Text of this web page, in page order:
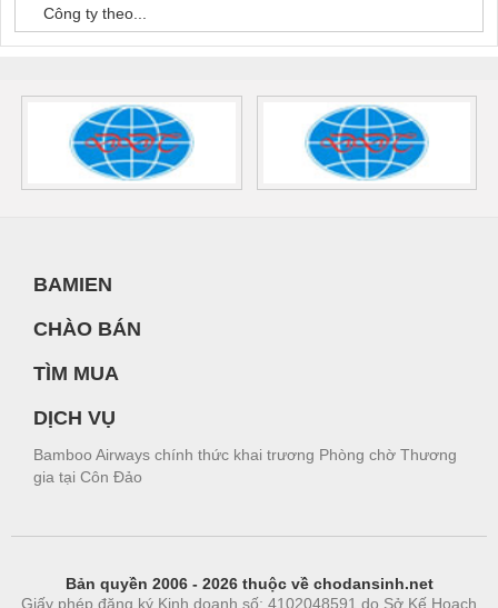
Công ty theo...
BAMIEN
CHÀO BÁN
TÌM MUA
DỊCH VỤ
Bamboo Airways chính thức khai trương Phòng chờ Thương
gia tại Côn Đảo
Bản quyền 2006 - 2026 thuộc về chodansinh.net
Giấy phép đăng ký Kinh doanh số: 4102048591 do Sở Kế Hoạch